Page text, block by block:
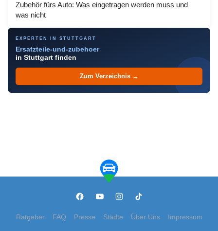
Zubehör fürs Auto: Was eingetragen werden muss und
was nicht
EXPERTEN IN STUTTGART
Ersatzteile-und-zubehoer
in Stuttgart finden
Zum Verzeichnis →
Ratgeber FAQ Presse Städte Über Uns Impressum